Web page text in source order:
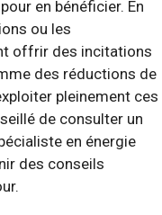
en bénéficier. En
ou les
offrir des incitations
des réductions de
pleinement ces
de consulter un
en énergie
des conseils